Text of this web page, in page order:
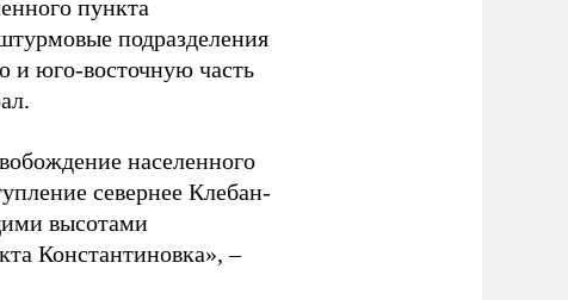
пункта
подразделения
и юго-восточную часть
населенного
севернее Клебан-
высотами
Константиновка», –